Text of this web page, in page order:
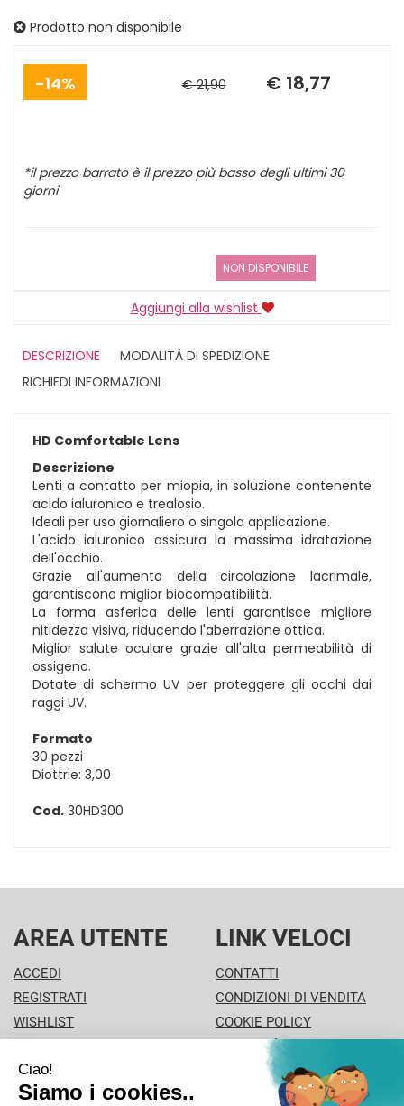
Prodotto non disponibile
14% € 21,90
scontato
€ 18,77
*il prezzo barrato è il prezzo più basso degli ultimi 30
giorni
NON DISPONIBILE
Aggiungi alla wishlist
DESCRIZIONE
MODALITÀ DI SPEDIZIONE
RICHIEDI INFORMAZIONI
HD Comfortable Lens
Descrizione
Lenti a contatto per miopia, in soluzione contenente
acido ialuronico e trealosio.
Ideali per uso giornaliero o singola applicazione.
L'acido ialuronico assicura la massima idratazione
dell'occhio.
Grazie all'aumento della circolazione lacrimale,
garantiscono miglior biocompatibilità.
La forma asferica delle lenti garantisce migliore
nitidezza visiva, riducendo l'aberrazione ottica.
Miglior salute oculare grazie all'alta permeabilità di
ossigeno.
Dotate di schermo UV per proteggere gli occhi dai
raggi UV.
Formato
30 pezzi
Diottrie: 3,00
Cod. 30HD300
AREA UTENTE
ACCEDI
REGISTRATI
WISHLIST
NEWSLETTER
LINK VELOCI
CONTATTI
CONDIZIONI DI VENDITA
COOKIE POLICY
MODALITÀ DI PAGAMENTO
INFORMATIVA PRIVACY